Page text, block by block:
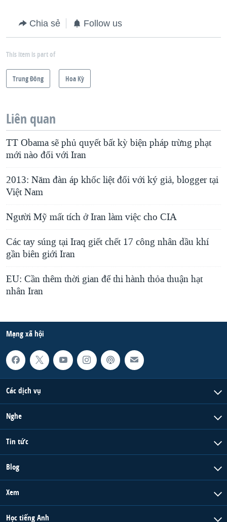
Chia sẻ Follow us
This item is part of
Trung Ðông Hoa Kỳ
Liên quan
TT Obama sẽ phủ quyết bất kỳ biện pháp trừng phạt
mới nào đối với Iran
2013: Năm đàn áp khốc liệt đối với ký giả, blogger tại
Việt Nam
Người Mỹ mất tích ở Iran làm việc cho CIA
Các tay súng tại Iraq giết chết 17 công nhân dầu khí
gần biên giới Iran
EU: Cần thêm thời gian để thi hành thỏa thuận hạt
nhân Iran
Mạng xã hội
Các dịch vụ
Nghe
Tin tức
Blog
Xem
Học tiếng Anh